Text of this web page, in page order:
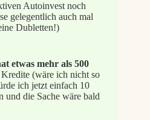
Autoinvest noch
gelegentlich auch mal
Dubletten!)
etwas mehr als 500
(wäre ich nicht so
ich jetzt einfach 10
und die Sache wäre bald